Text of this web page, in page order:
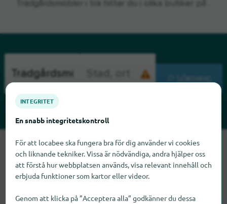
SÖKNING
Tyvärr kan vi inte hitta Trädgårdsmöbler i trä just nu. Om du
vet var Trädgårdsmöbler i trä finns skulle vi bli glada om du
meddelade oss det.
INTEGRITET
En snabb integritetskontroll
För att locabee ska fungera bra för dig använder vi cookies
och liknande tekniker. Vissa är nödvändiga, andra hjälper oss
att förstå hur webbplatsen används, visa relevant innehåll och
erbjuda funktioner som kartor eller videor.
Genom att klicka på ”Acceptera alla” godkänner du dessa